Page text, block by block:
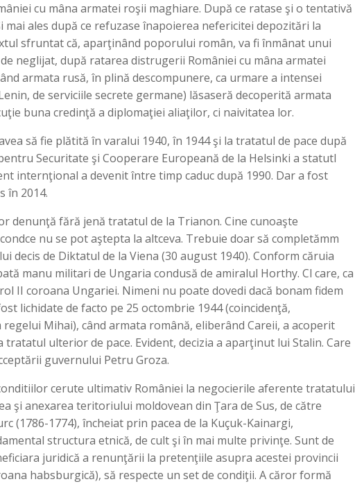
cu mâna armatei roşii maghiare. După ce ratase şi o tentativă
mai ales după ce refuzase înapoierea nefericitei depozitări la
sfruntat că, aparţinând poporului român, va fi înmânat unui
neglijat, după ratarea distrugerii României cu mâna armatei
armata rusă, în plină descompunere, ca urmare a intensei
de serviciile secrete germane) lăsaseră decoperită armata
buna credinţă a diplomaţiei aliaţilor, ci naivitatea lor.
să fie plătită în varalui 1940, în 1944 şi la tratatul de pace după
Securitate şi Cooperare Europeană de la Helsinki a statutl
internţional a devenit între timp caduc după 1990. Dar a fost
în 2014.
denunţă fără jenă tratatul de la Trianon. Cine cunoaşte
nu se pot aştepta la altceva. Trebuie doar să completămm
decis de Diktatul de la Viena (30 august 1940). Conform căruia
manu militari de Ungaria condusă de amiralul Horthy. Cl care, ca
II coroana Ungariei. Nimeni nu poate dovedi dacă bonam fidem
lichidate de facto pe 25 octombrie 1944 (coincidenţă,
Mihai), când armata română, eliberând Careii, a acoperit
ulterior de pace. Evident, decizia a aparţinut lui Stalin. Care
guvernului Petru Groza.
cerute ultimativ României la negocierile aferente tratatului
şi anexarea teritoriului moldovean din Ţara de Sus, de către
(1786-1774), încheiat prin pacea de la Kuçuk-Kainargi,
structura etnică, de cult şi în mai multe privinţe. Sunt de
juridică a renunţării la pretenţiile asupra acestei provincii
habsburgică), să respecte un set de condiţii. A căror formă